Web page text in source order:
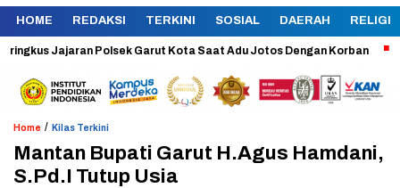
HOME REDAKSI TERKINI SOSIAL DAERAH RELIGI
Jajaran Polsek Garut Kota Saat Adu Jotos Dengan Korban Aman
Home / Kilas Terkini
Mantan Bupati Garut H.Agus Hamdani,
S.Pd.I Tutup Usia